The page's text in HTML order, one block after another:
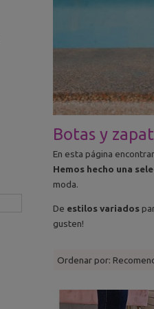
Botas y
En esta página
Hemos hecho una
moda.
De estilos variados
gusten!
Ordenar por: